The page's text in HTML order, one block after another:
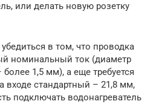
или делать новую розетку
в том, что проводка
номинальный ток (диаметр
1,5 мм), а еще требуется
входе стандартный – 21,8 мм,
подключать водонагреватель